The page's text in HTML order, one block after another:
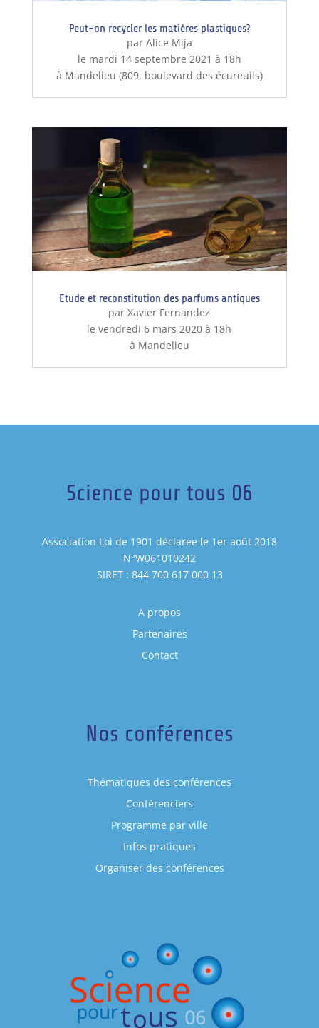
Peut-on recycler les matières plastiques?
par Alice Mija
le mardi 14 septembre 2021 à 18h
à Mandelieu (809, boulevard des écureuils)
Etude et reconstitution des parfums antiques
par Xavier Fernandez
le vendredi 6 mars 2020 à 18h
à Mandelieu
Science pour tous 06
Association Loi de 1901 déclarée le 1er août 2018
N°W061010242
SIRET : 844 700 617 000 13
A propos
Partenaires
Contact
Nos conférences
Thématiques des conférences
Conférenciers
Programme par ville
Infos pratiques
Organiser des conférences